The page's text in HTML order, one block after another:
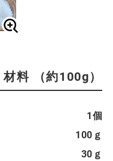
材料 （約100g）
1個
100ｇ
30ｇ